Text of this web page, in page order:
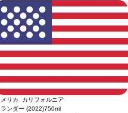
ラン*本ヴィンテージが在庫切れの場
のヴィンテージに変更されます、ご
メリカ カリフォルニア
ランダー (2022)750ml